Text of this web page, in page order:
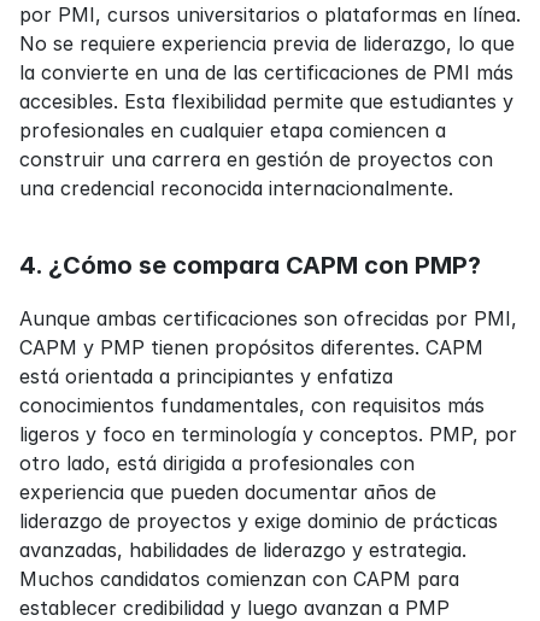
por PMI, cursos universitarios o plataformas en línea.
No se requiere experiencia previa de liderazgo, lo que
la convierte en una de las certificaciones de PMI más
accesibles. Esta flexibilidad permite que estudiantes y
profesionales en cualquier etapa comiencen a
construir una carrera en gestión de proyectos con
una credencial reconocida internacionalmente.
4. ¿Cómo se compara CAPM con PMP?
Aunque ambas certificaciones son ofrecidas por PMI,
CAPM y PMP tienen propósitos diferentes. CAPM
está orientada a principiantes y enfatiza
conocimientos fundamentales, con requisitos más
ligeros y foco en terminología y conceptos. PMP, por
otro lado, está dirigida a profesionales con
experiencia que pueden documentar años de
liderazgo de proyectos y exige dominio de prácticas
avanzadas, habilidades de liderazgo y estrategia.
Muchos candidatos comienzan con CAPM para
establecer credibilidad y luego avanzan a PMP